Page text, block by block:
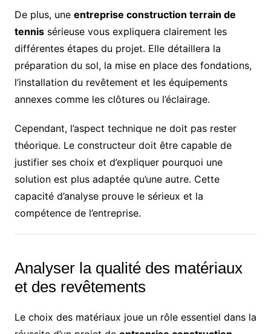
De plus, une entreprise construction terrain de
tennissérieuse vous expliquera clairement les
différentes étapes du projet. Elle détaillera la
préparation du sol, la mise en place des fondations,
l’installation du revêtement et les équipements
annexes comme les clôtures ou l’éclairage.
Cependant, l’aspect technique ne doit pas rester
théorique. Le constructeur doit être capable de
justifier ses choix et d’expliquer pourquoi une
solution est plus adaptée qu’une autre. Cette
capacité d’analyse prouve le sérieux et la
compétence de l’entreprise.
Analyser la qualité des matériaux
et des revêtements
Le choix des matériaux joue un rôle essentiel dans la